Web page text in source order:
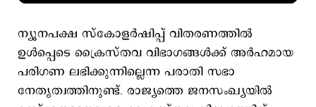
ന്യൂനപക്ഷ സ്കോളര്‍ഷിപ്പ് വിതരണത്തില്‍
ഉള്‍പ്പെടെ ക്രൈസ്തവ വിഭാഗങ്ങള്‍ക്ക് അര്‍ഹമായ
പരിഗണ ലഭിക്കുന്നില്ലെന്ന പരാതി സഭാ
നേതൃത്വത്തിനുണ്ട്. രാജ്യത്തെ ജനസംഖ്യയില്‍